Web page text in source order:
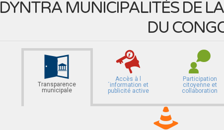
DYNTRA MUNICIPALITÉS DE
DU
Transparence
municipale
Accès à l
´information et
publicité active
Participation
citoyenne et
collaboration